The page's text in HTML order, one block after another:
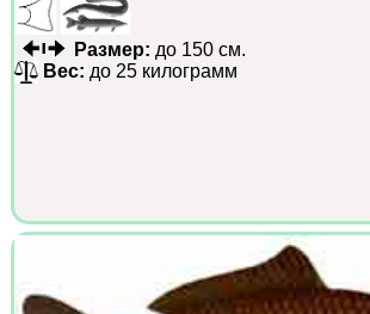
Размер: до 150 см.
Вес: до 25 килограмм